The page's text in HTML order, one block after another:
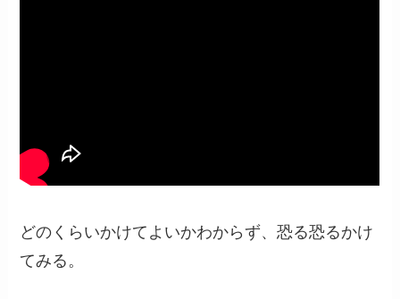
どのくらいかけてよいかわからず、恐る恐るかけ
てみる。